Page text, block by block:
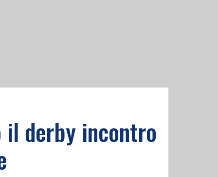
il derby incontro